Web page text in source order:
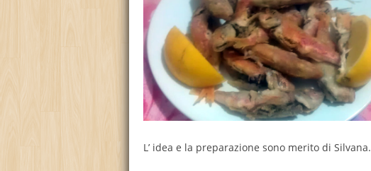
L’ idea e la preparazione sono merito di Silvana.